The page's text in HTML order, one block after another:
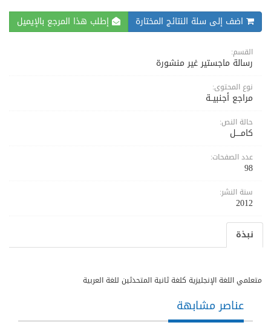
اضف إلى سلة النتائج المختارة إطلب هذا المرجع بالإيميل
القسم:
رسالة ماجستير غير منشورة
نوع المحتوى:
مراجع أجنبيــة
حالة النص:
كامــــل
عدد الصفحات:
98
سنة النشر:
2012
نبذة
متعلمي اللغة الإنجليزية كلغة ثانية المتحدثين للغة العربية
عناصر مشابهة